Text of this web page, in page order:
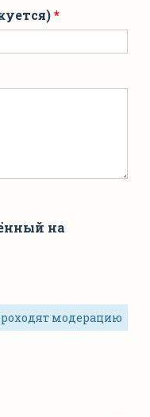
на
модерацию